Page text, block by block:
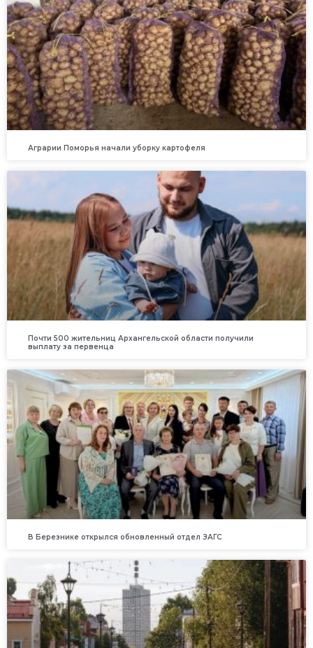
Аграрии Поморья начали уборку картофеля
Почти 500 жительниц Архангельской области получили
выплату за первенца
В Березнике открылся обновленный отдел ЗАГС